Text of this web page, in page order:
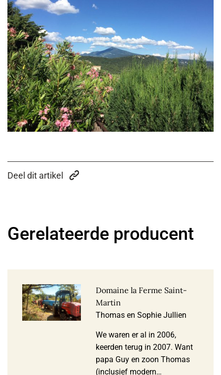
Deel dit artikel
Gerelateerde producent
Domaine la Ferme Saint-
Martin
Thomas en Sophie Jullien
We waren er al in 2006,
keerden terug in 2007. Want
papa Guy en zoon Thomas
(inclusief modern